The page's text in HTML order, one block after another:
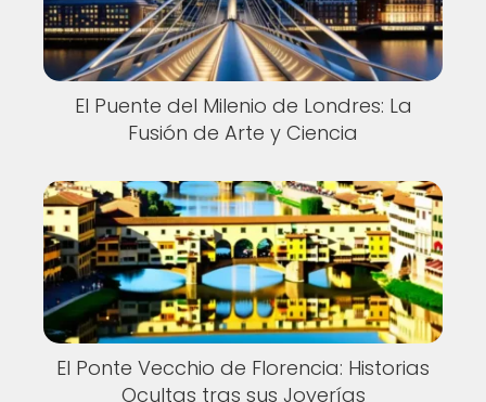
El Puente del Milenio de Londres: La
Fusión de Arte y Ciencia
El Ponte Vecchio de Florencia: Historias
Ocultas tras sus Joyerías